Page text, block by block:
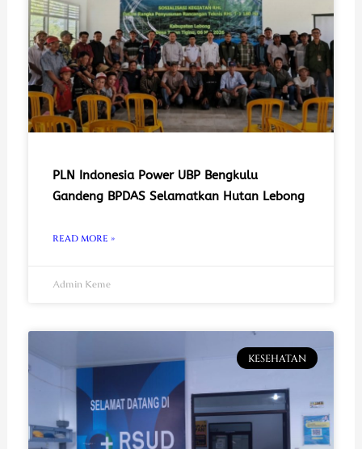
PLN Indonesia Power UBP Bengkulu
Gandeng BPDAS Selamatkan Hutan Lebong
READ MORE »
Admin Keme
KESEHATAN